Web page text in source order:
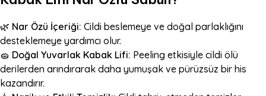
🌿 Nar Özü İçeriği: Cildi beslemeye ve doğal parlaklığını
desteklemeye yardımcı olur.
🧽 Doğal Yuvarlak Kabak Lifi: Peeling etkisiyle cildi ölü
derilerden arındırarak daha yumuşak ve pürüzsüz bir his
kazandırır.